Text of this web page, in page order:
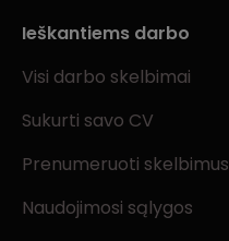
Ieškantiems darbo
Visi darbo skelbimai
Sukurti savo CV
Prenumeruoti skelbimus
Naudojimosi sąlygos